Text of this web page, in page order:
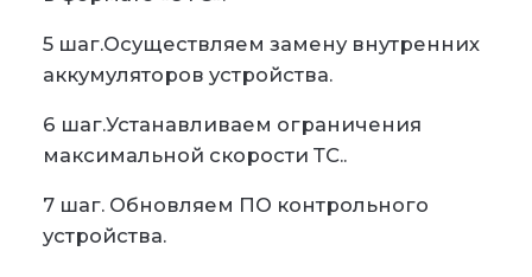
5 шаг.Осуществляем замену внутренних
аккумуляторов устройства.
6 шаг.Устанавливаем ограничения
максимальной скорости ТС..
7 шаг. Обновляем ПО контрольного
устройства.